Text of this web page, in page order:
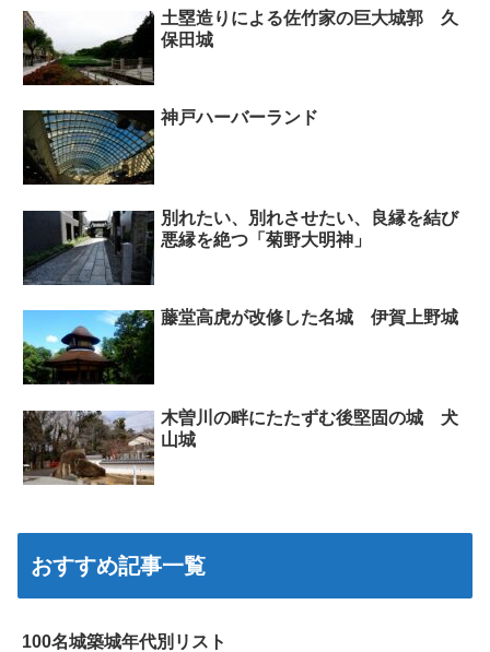
土塁造りによる佐竹家の巨大城郭 久
保田城
神戸ハーバーランド
別れたい、別れさせたい、良縁を結び
悪縁を絶つ「菊野大明神」
藤堂高虎が改修した名城 伊賀上野城
木曽川の畔にたたずむ後堅固の城 犬
山城
おすすめ記事一覧
100名城築城年代別リスト